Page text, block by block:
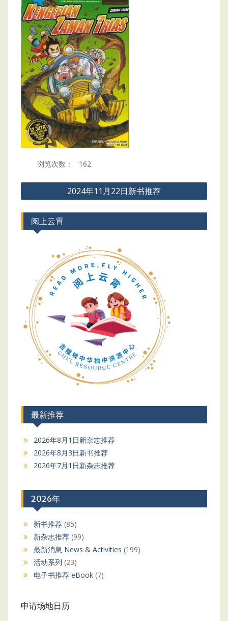
浏览次数： 162
Post
navigation
2024年11月22日新书推荐
阅上云霄
最新推荐
2026年8月1日新杂志推荐
2026年8月3日新书推荐
2026年7月1日新杂志推荐
2026年
新书推荐(85)
新杂志推荐(99)
最新消息 News & Activities (199)
活动系列 (23)
电子书推荐 eBook(7)
申请场地日历